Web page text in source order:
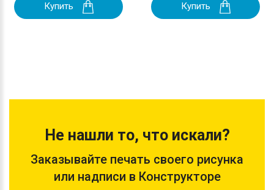
Купить Купить
Не нашли то, что искали?
Заказывайте печать своего рисунка
или надписи в Конструкторе